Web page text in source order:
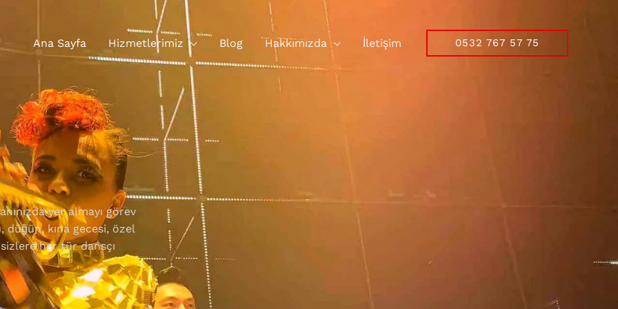
Ana Sayfa
Hizmetlerimiz Blog Hakkımızda İletişim 0532 767 57 75
yer almayı görev
kına gecesi, özel
her tür dansçı